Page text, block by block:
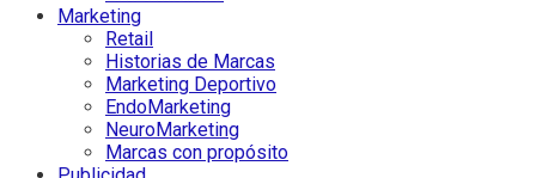
Marketing
Retail
Historias de Marcas
Marketing Deportivo
EndoMarketing
NeuroMarketing
Marcas con propósito